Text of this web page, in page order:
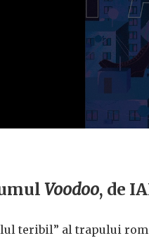
Voodoo, de
teribil” al trapului